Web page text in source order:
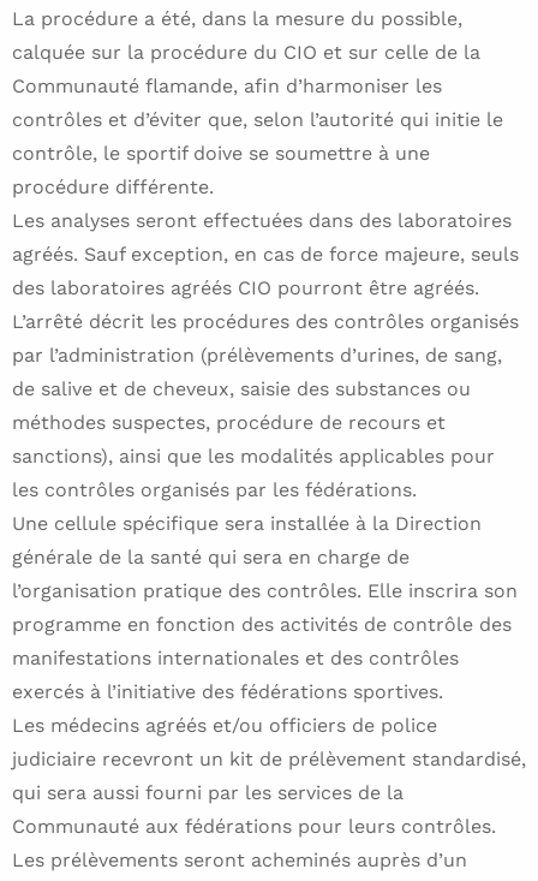
La procédure a été, dans la mesure du possible,
calquée sur la procédure du CIO et sur celle de la
Communauté flamande, afin d’harmoniser les
contrôles et d’éviter que, selon l’autorité qui initie le
contrôle, le sportif doive se soumettre à une
procédure différente.
Les analyses seront effectuées dans des laboratoires
agréés. Sauf exception, en cas de force majeure, seuls
des laboratoires agréés CIO pourront être agréés.
L’arrêté décrit les procédures des contrôles organisés
par l’administration (prélèvements d’urines, de sang,
de salive et de cheveux, saisie des substances ou
méthodes suspectes, procédure de recours et
sanctions), ainsi que les modalités applicables pour
les contrôles organisés par les fédérations.
Une cellule spécifique sera installée à la Direction
générale de la santé qui sera en charge de
l’organisation pratique des contrôles. Elle inscrira son
programme en fonction des activités de contrôle des
manifestations internationales et des contrôles
exercés à l’initiative des fédérations sportives.
Les médecins agréés et/ou officiers de police
judiciaire recevront un kit de prélèvement standardisé,
qui sera aussi fourni par les services de la
Communauté aux fédérations pour leurs contrôles.
Les prélèvements seront acheminés auprès d’un